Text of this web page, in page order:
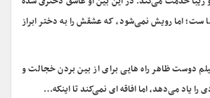
ست؛ اما رویش نمی‌شود، که عشقش را به دختر ابراز
دوست ظاهر راه هایی برای از بین بردن خجالت و
یاد می‌دهد، اما افاقه ای نمی‌کند تا اینکه…